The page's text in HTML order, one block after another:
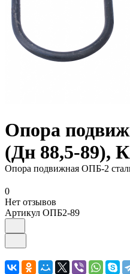
Опора
(Дн 88,5-89),
Опора подвижная ОПБ-2
0
Нет отзывов
Артикул ОПБ2-89